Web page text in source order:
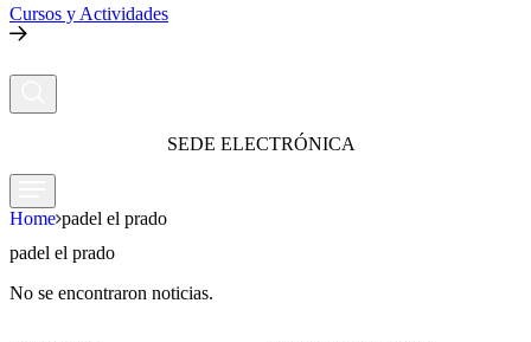
Cursos y Actividades
SEDE ELECTRÓNICA
Home padel el prado
padel el prado
No se encontraron noticias.